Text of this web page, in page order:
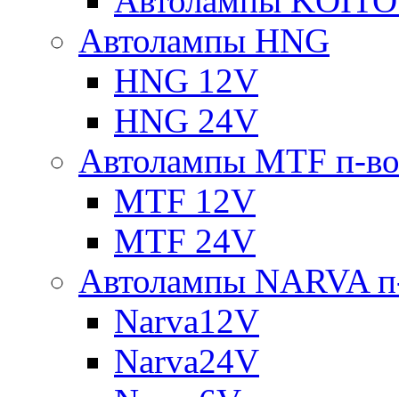
Автолампы HNG
HNG 12V
HNG 24V
Автолампы MTF п-
MTF 12V
MTF 24V
Автолампы NARVA
Narva12V
Narva24V